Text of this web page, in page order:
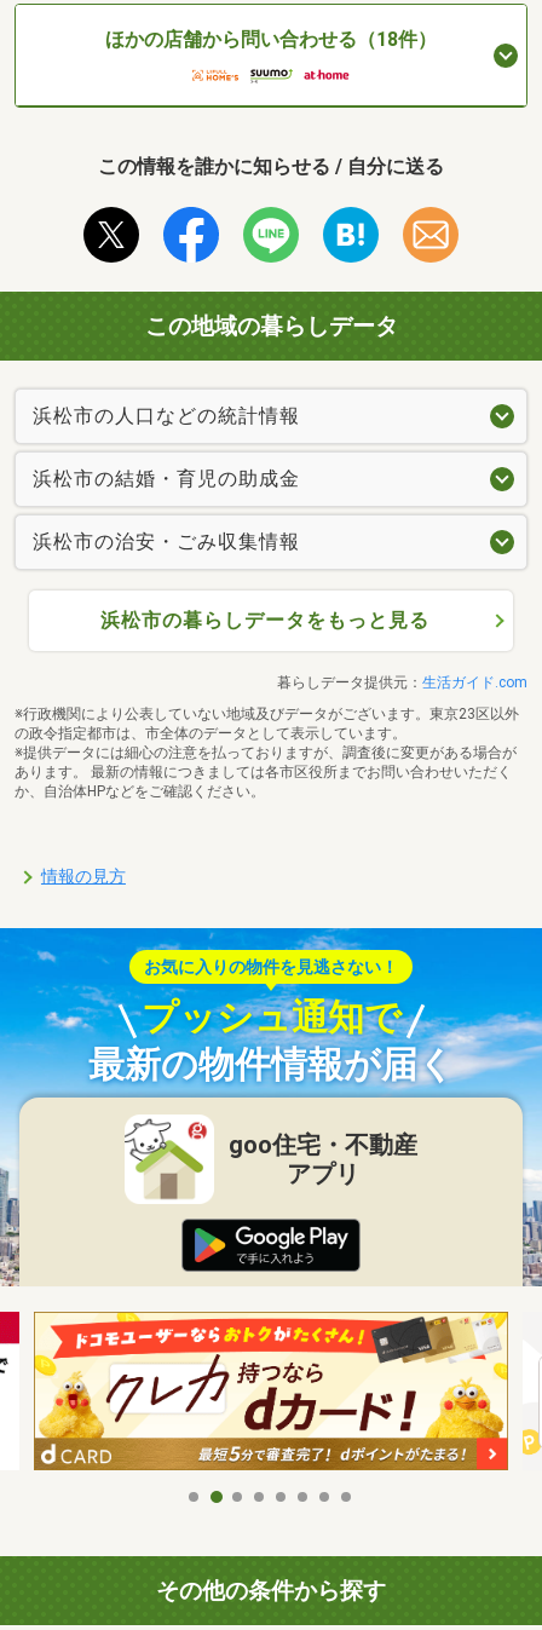
ほかの店舗から問い合わせる（18件）
この情報を誰かに知らせる / 自分に送る
この地域の暮らしデータ
浜松市の人口などの統計情報
浜松市の結婚・育児の助成金
浜松市の治安・ごみ収集情報
浜松市の暮らしデータをもっと見る
暮らしデータ提供元： 生活ガイド.com
※行政機関により公表していない地域及びデータがございます。東京23区以外
の政令指定都市は、市全体のデータとして表示しています。
※提供データには細心の注意を払っておりますが、調査後に変更がある場合が
あります。 最新の情報につきましては各市区役所までお問い合わせいただく
か、自治体HPなどをご確認ください。
情報の見方
お気に入りの物件を見逃さない！
プッシュ通知で
最新の物件情報が届く
goo住宅・不動産
アプリ
その他の条件から探す